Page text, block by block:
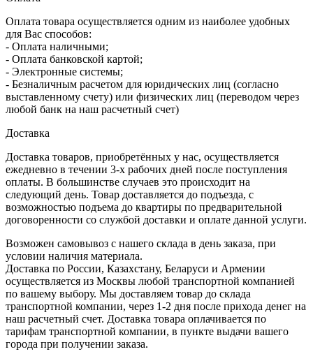
Оплата товара осуществляется одним из наиболее удобных
для Вас способов:
- Оплата наличными;
- Оплата банковской картой;
- Электронные системы;
- Безналичным расчетом для юридических лиц (согласно
выставленному счету) или физических лиц (переводом через
любой банк на наш расчетный счет)
Доставка
Доставка товаров, приобретённых у нас, осуществляется
ежедневно в течении 3-х рабочих дней после поступления
оплаты. В большинстве случаев это происходит на
следующий день. Товар доставляется до подъезда, с
возможностью подъема до квартиры по предварительной
договоренности со службой доставки и оплате данной услуги.
Возможен самовывоз с нашего склада в день заказа, при
условии наличия материала.
Доставка по России, Казахстану, Беларуси и Армении
осуществляется из Москвы любой транспортной компанией
по вашему выбору. Мы доставляем товар до склада
транспортной компании, через 1-2 дня после прихода денег на
наш расчетный счет. Доставка товара оплачивается по
тарифам транспортной компании, в пункте выдачи вашего
города при получении заказа.